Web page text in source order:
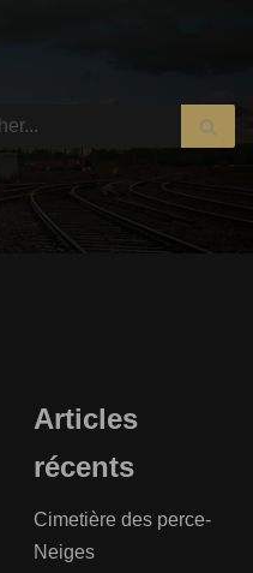
Articles
récents
Cimetière des perce-
Neiges